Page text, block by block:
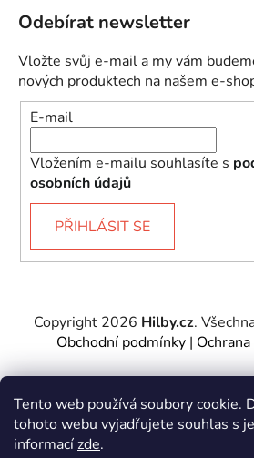
Tento web používá soubory cookie.
tohoto webu vyjadřujete souhlas s
informacízde.
Odebírat newsletter
Vložte svůj e-mail a my vám
nových produktech na našem e-
E-mail
Vložením e-mailu souhlasíte s
osobních údajů
PŘIHLÁSIT SE
Copyright 2026 Hilby.cz.
Obchodní podmínky |
Provozovatel e-shopu: Hilby CZ
sídlem Soukenická 2082/
Město.
Společnost je zapsána u